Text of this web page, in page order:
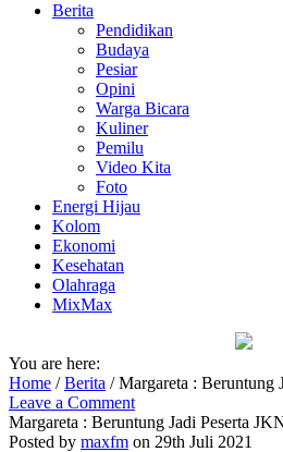
Berita
Pendidikan
Budaya
Pesiar
Opini
Warga Bicara
Kuliner
Pemilu
Video Kita
Foto
Energi Hijau
Kolom
Ekonomi
Kesehatan
Olahraga
MixMax
You are here:
Home /Berita /Margareta : Beruntung
Leave a Comment
Margareta : Beruntung Jadi Peserta
Posted by maxfm on 29th Juli 2021